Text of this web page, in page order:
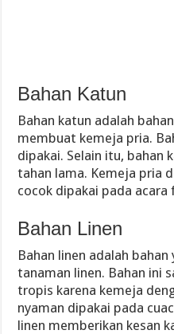
Bahan Katun
Bahan katun adalah
membuat kemeja pria.
dipakai. Selain itu, bahan
tahan lama. Kemeja pria
cocok dipakai pada acara
Bahan Linen
Bahan linen adalah
tanaman linen. Bahan ini
tropis karena kemeja
nyaman dipakai pada
linen memberikan kesan